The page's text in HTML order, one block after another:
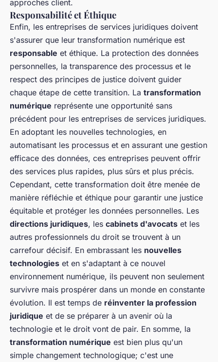
approches client.
Responsabilité et Éthique
Enfin, les entreprises de services juridiques doivent
s'assurer que leur transformation numérique est
responsable et éthique. La protection des données
personnelles, la transparence des processus et le
respect des principes de justice doivent guider
chaque étape de cette transition. La transformation
numérique représente une opportunité sans
précédent pour les entreprises de services juridiques.
En adoptant les nouvelles technologies, en
automatisant les processus et en assurant une gestion
efficace des données, ces entreprises peuvent offrir
des services plus rapides, plus sûrs et plus précis.
Cependant, cette transformation doit être menée de
manière réfléchie et éthique pour garantir une justice
équitable et protéger les données personnelles. Les
directions juridiques, les cabinets d'avocats et les
autres professionnels du droit se trouvent à un
carrefour décisif. En embrassant les nouvelles
technologies et en s'adaptant à ce nouvel
environnement numérique, ils peuvent non seulement
survivre mais prospérer dans un monde en constante
évolution. Il est temps de réinventer la profession
juridique et de se préparer à un avenir où la
technologie et le droit vont de pair. En somme, la
transformation numérique est bien plus qu'un
simple changement technologique; c'est une